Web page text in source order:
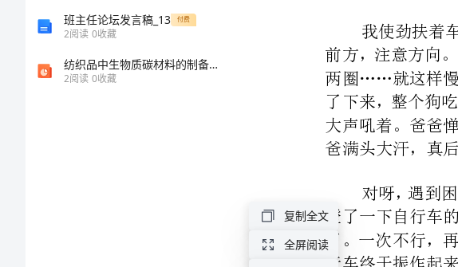
班主任论坛发言稿_13 付费
2阅读 0收藏
纺织品中生物质碳材料的制备与应用
2阅读 0收藏
复制全文
全屏阅读